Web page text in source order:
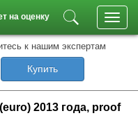
на оценку
к нашим экспертам
Купить
2013 года, proof